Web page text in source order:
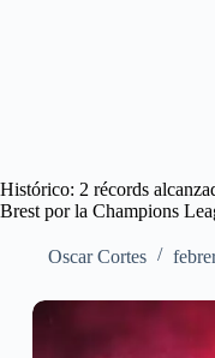
Histórico: 2 récords
Brest por la Champions
Oscar Cortes